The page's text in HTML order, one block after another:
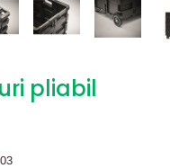
pliabil